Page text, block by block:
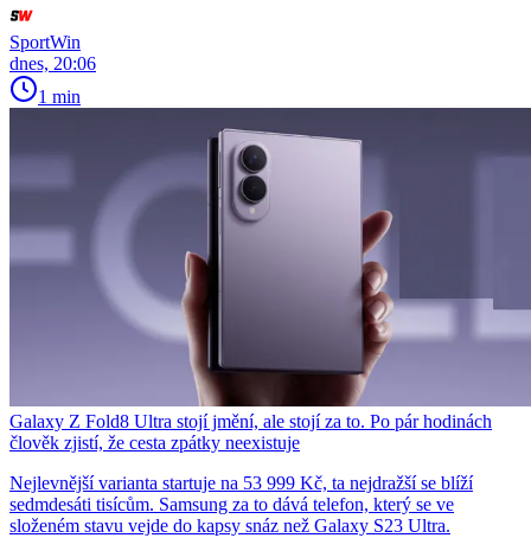
SportWin
dnes, 20:06
1 min
Galaxy Z Fold8 Ultra stojí jmění, ale stojí za to. Po pár hodinách
člověk zjistí, že cesta zpátky neexistuje
Nejlevnější varianta startuje na 53 999 Kč, ta nejdražší se blíží
sedmdesáti tisícům. Samsung za to dává telefon, který se ve
složeném stavu vejde do kapsy snáz než Galaxy S23 Ultra.